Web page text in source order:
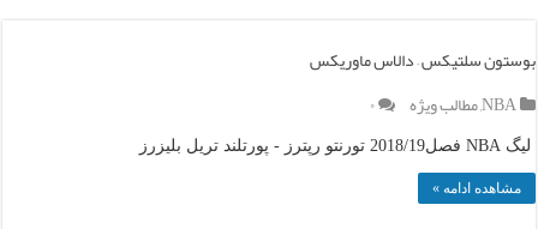
بوستون سلتیکس – دالاس ماوریکس
NBA
,مطالب ویژه ۰
لیگ NBA فصل2018/19 تورنتو رپترز - پورتلند تریل بلیزرز
مشاهده ادامه »